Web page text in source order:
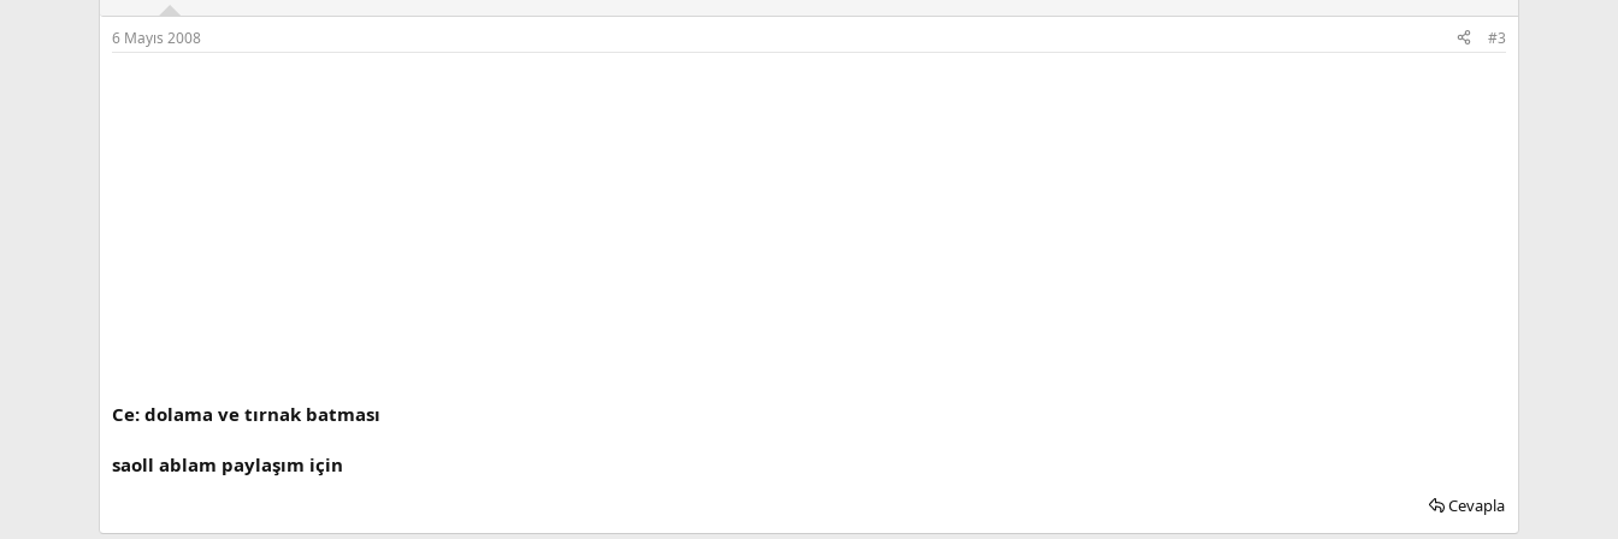
6 Mayıs 2008 #3
Ce: dolama ve tırnak batması
saoll ablam paylaşım için
Cevapla